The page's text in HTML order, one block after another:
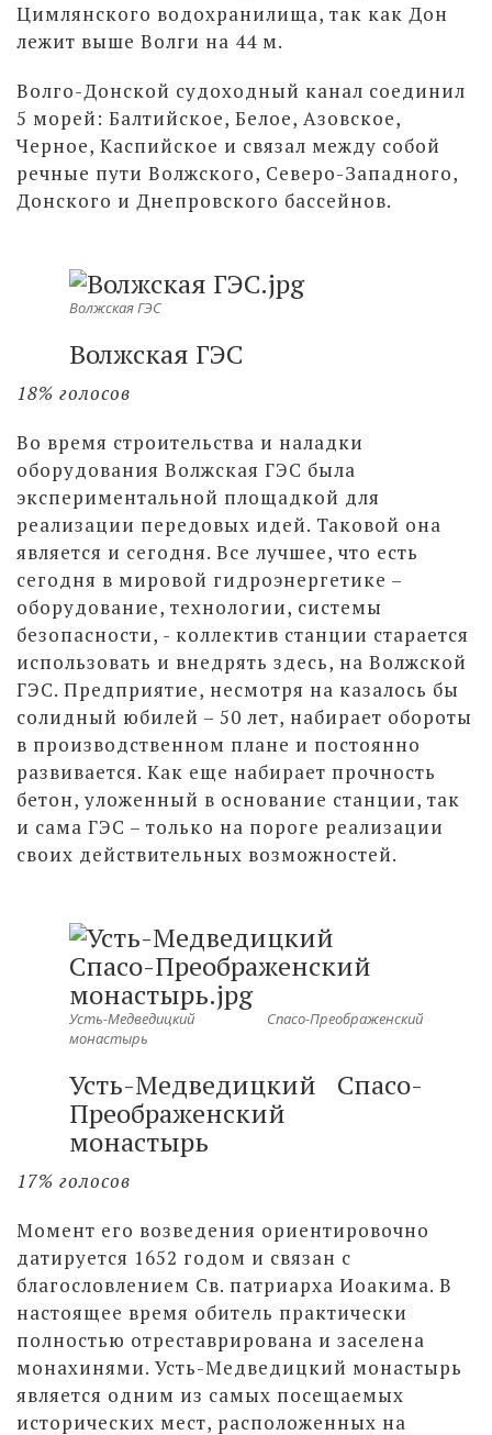
Цимлянского водохранилища, так как Дон
лежит выше Волги на 44 м.
Волго-Донской судоходный канал соединил
5 морей: Балтийское, Белое, Азовское,
Черное, Каспийское и связал между собой
речные пути Волжского, Северо-Западного,
Донского и Днепровского бассейнов.
Волжская ГЭС
Волжская ГЭС
18% голосов
Во время строительства и наладки
оборудования Волжская ГЭС была
экспериментальной площадкой для
реализации передовых идей. Таковой она
является и сегодня. Все лучшее, что есть
сегодня в мировой гидроэнергетике –
оборудование, технологии, системы
безопасности, - коллектив станции старается
использовать и внедрять здесь, на Волжской
ГЭС. Предприятие, несмотря на казалось бы
солидный юбилей – 50 лет, набирает обороты
в производственном плане и постоянно
развивается. Как еще набирает прочность
бетон, уложенный в основание станции, так
и сама ГЭС – только на пороге реализации
своих действительных возможностей.
Усть-Медведицкий Спасо-Преображенский
монастырь
Усть-Медведицкий Спасо-
Преображенский
монастырь
17% голосов
Момент его возведения ориентировочно
датируется 1652 годом и связан с
благословлением Св. патриарха Иоакима. В
настоящее время обитель практически
полностью отреставрирована и заселена
монахинями. Усть-Медведицкий монастырь
является одним из самых посещаемых
исторических мест, расположенных на